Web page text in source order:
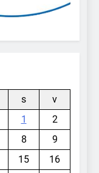
s
v
1
2
8
9
15
16